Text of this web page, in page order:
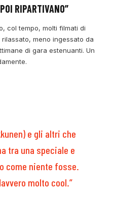
RIPARTIVANO”
col tempo, molti filmati di
meno ingessato da
di gara estenuanti. Un
e gli altri che
tra una speciale e
come niente fosse.
molto cool.”